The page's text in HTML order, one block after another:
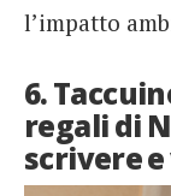
l’impatto
6.
regali di
scrivere